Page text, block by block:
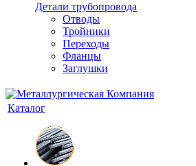
Детали трубопровода
Отводы
Тройники
Переходы
Фланцы
Заглушки
Каталог